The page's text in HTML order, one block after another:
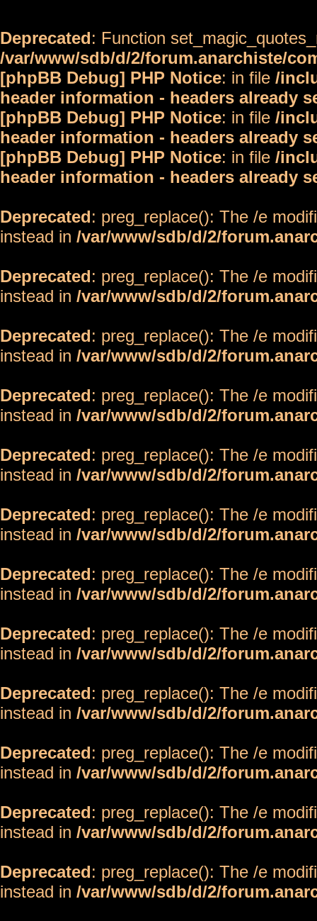
Deprecated: Function
/var/www/sdb/d/2/forum.anarchiste/
[phpBB Debug] PHP Notice: in file /
header information - headers already
[phpBB Debug] PHP Notice: in file /
header information - headers already
[phpBB Debug] PHP Notice: in file /
header information - headers already
Deprecated: preg_replace(): The /e
instead in /var/www/sdb/d/2/
Deprecated: preg_replace(): The /e
instead in /var/www/sdb/d/2/
Deprecated: preg_replace(): The /e
instead in /var/www/sdb/d/2/
Deprecated: preg_replace(): The /e
instead in /var/www/sdb/d/2/
Deprecated: preg_replace(): The /e
instead in /var/www/sdb/d/2/
Deprecated: preg_replace(): The /e
instead in /var/www/sdb/d/2/
Deprecated: preg_replace(): The /e
instead in /var/www/sdb/d/2/
Deprecated: preg_replace(): The /e
instead in /var/www/sdb/d/2/
Deprecated: preg_replace(): The /e
instead in /var/www/sdb/d/2/
Deprecated: preg_replace(): The /e
instead in /var/www/sdb/d/2/
Deprecated: preg_replace(): The /e
instead in /var/www/sdb/d/2/
Deprecated: preg_replace(): The /e
instead in /var/www/sdb/d/2/